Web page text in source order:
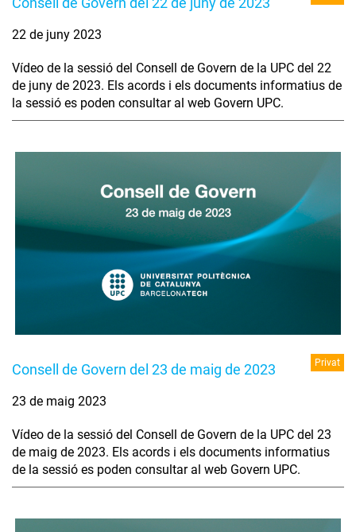
22 de juny 2023
Vídeo de la sessió del Consell de Govern de la UPC del 22
de juny de 2023. Els acords i els documents informatius de
la sessió es poden consultar al web Govern UPC.
Consell de Govern del 23 de maig de 2023 Privat
23 de maig 2023
Vídeo de la sessió del Consell de Govern de la UPC del 23
de maig de 2023. Els acords i els documents informatius
de la sessió es poden consultar al web Govern UPC.